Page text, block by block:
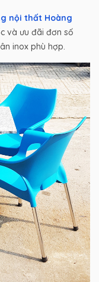
nội thất Hoàng
và ưu đãi đơn số
inox phù hợp.